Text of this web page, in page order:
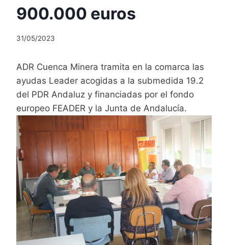
900.000 euros
31/05/2023
ADR Cuenca Minera tramita en la comarca las
ayudas Leader acogidas a la submedida 19.2
del PDR Andaluz y financiadas por el fondo
europeo FEADER y la Junta de Andalucía.